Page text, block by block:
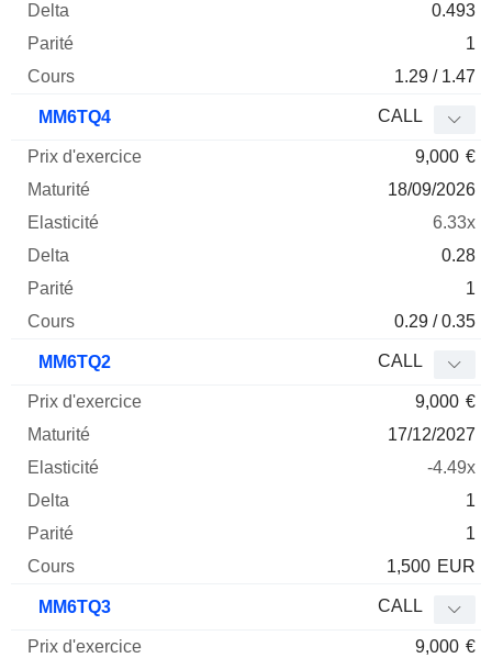
0.493
1
1.29 / 1.47
MM6TQ4 CALL
9,000 €
18/09/2026
6.33x
0.28
1
0.29 / 0.35
MM6TQ2 CALL
9,000 €
17/12/2027
-4.49x
1
1
1,500 EUR
MM6TQ3 CALL
9,000 €